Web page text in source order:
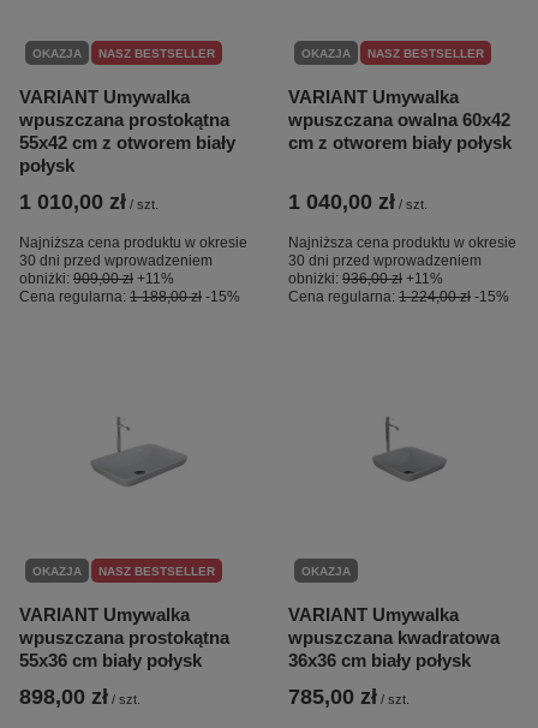
OKAZJA NASZ BESTSELLER
VARIANT Umywalka
wpuszczana prostokątna
55x42 cm z otworem biały
połysk
1 010,00 zł / szt.
Najniższa cena produktu w okresie
30 dni przed wprowadzeniem
obniżki: 909,00 zł +11%
Cena regularna: 1 188,00 zł -15%
OKAZJA NASZ BESTSELLER
VARIANT Umywalka
wpuszczana owalna 60x42
cm z otworem biały połysk
1 040,00 zł / szt.
Najniższa cena produktu w okresie
30 dni przed wprowadzeniem
obniżki: 936,00 zł +11%
Cena regularna: 1 224,00 zł -15%
OKAZJA NASZ BESTSELLER
VARIANT Umywalka
wpuszczana prostokątna
55x36 cm biały połysk
898,00 zł / szt.
OKAZJA
VARIANT Umywalka
wpuszczana kwadratowa
36x36 cm biały połysk
785,00 zł / szt.